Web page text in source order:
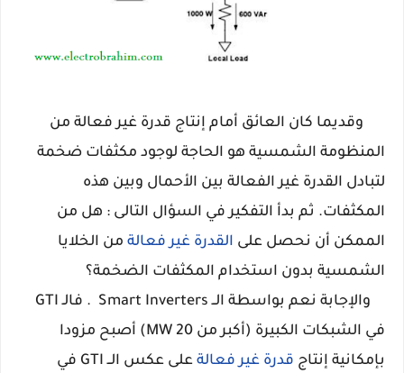
وقديما كان العائق أمام إنتاج قدرة غير فعالة من
المنظومة الشمسية هو الحاجة لوجود مكثفات ضخمة
لتبادل القدرة غير الفعالة بين الأحمال وبين هذه
المكثفات. ثم بدأ التفكير في السؤال التالى : هل من
الممكن أن نحصل على القدرة غير فعالة من الخلايا
الشمسية بدون استخدام المكثفات الضخمة؟
والإجابة نعم بواسطة الــ
Smart
Inverters . فالـ GTI
في الشبكات الكبيرة (أكبر من MW 20) أصبح مزودا
بإمكانية إنتاج قدرة غير فعالة
على عكس الــ GTI في